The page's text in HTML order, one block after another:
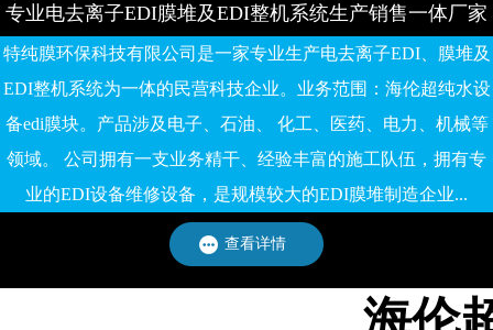
专业电去离子EDI膜堆及EDI整机系统生产销售一体厂家
特纯膜环保科技有限公司是一家专业生产电去离子EDI、膜堆及
EDI整机系统为一体的民营科技企业。业务范围：海伦超纯水设
备edi膜块。产品涉及电子、石油、 化工、医药、电力、机械等
领域。 公司拥有一支业务精干、经验丰富的施工队伍，拥有专
业的EDI设备维修设备，是规模较大的EDI膜堆制造企业...
查看详情